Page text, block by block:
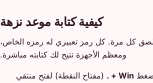
كيفية كتابة موعد نزهة
كل مرة. كل رمز تعبيري له رمزه الخاص،
ومعظم الأجهزة تتيح لك كتابته مباشرة.
Win + .
(مفتاح النقطة) لفتح منتقي